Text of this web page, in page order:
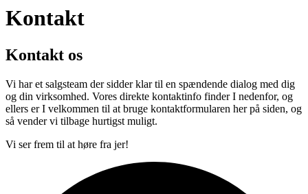
Kontakt
Kontakt os
Vi har et salgsteam der sidder klar til en spændende dialog med dig
og din virksomhed. Vores direkte kontaktinfo finder I nedenfor, og
ellers er I velkommen til at bruge kontaktformularen her på siden, og
så vender vi tilbage hurtigst muligt.
Vi ser frem til at høre fra jer!